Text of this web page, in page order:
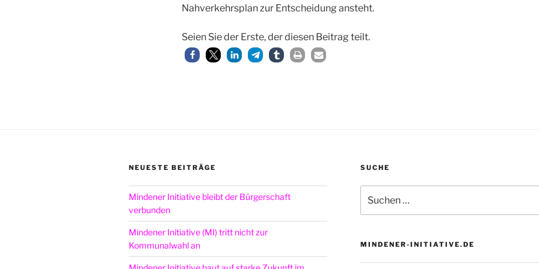
Nahverkehrsplan zur Entscheidung ansteht.
Seien Sie der Erste, der diesen Beitrag teilt.
NEUESTE BEITRÄGE
Mindener Initiative bleibt der Bürgerschaft
verbunden
Mindener Initiative (MI) tritt nicht zur
Kommunalwahl an
SUCHE
nach:
MINDENER-INITIATIVE.DE